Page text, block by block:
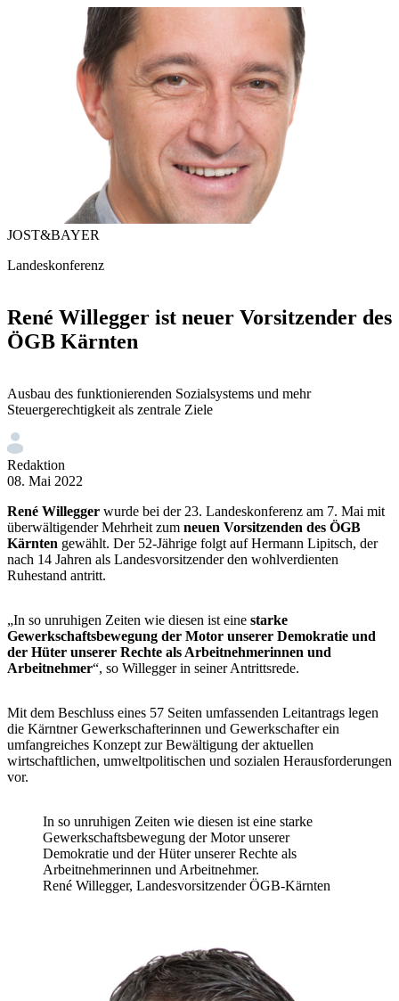
JOST&BAYER
Landeskonferenz
René Willegger ist neuer Vorsitzender des
ÖGB Kärnten
Ausbau des funktionierenden Sozialsystems und mehr
Steuergerechtigkeit als zentrale Ziele
Redaktion
08. Mai 2022
René Willegger wurde bei der 23. Landeskonferenz am 7. Mai mit
überwältigender Mehrheit zum neuen Vorsitzenden des ÖGB
Kärnten gewählt. Der 52-Jährige folgt auf Hermann Lipitsch, der
nach 14 Jahren als Landesvorsitzender den wohlverdienten
Ruhestand antritt.
„In so unruhigen Zeiten wie diesen ist eine starke
Gewerkschaftsbewegung der Motor unserer Demokratie und
der Hüter unserer Rechte als Arbeitnehmerinnen und
Arbeitnehmer“, so Willegger in seiner Antrittsrede.
Mit dem Beschluss eines 57 Seiten umfassenden Leitantrags legen
die Kärntner Gewerkschafterinnen und Gewerkschafter ein
umfangreiches Konzept zur Bewältigung der aktuellen
wirtschaftlichen, umweltpolitischen und sozialen Herausforderungen
vor.
In so unruhigen Zeiten wie diesen ist eine starke
Gewerkschaftsbewegung der Motor unserer
Demokratie und der Hüter unserer Rechte als
Arbeitnehmerinnen und Arbeitnehmer.
René Willegger, Landesvorsitzender ÖGB-Kärnten